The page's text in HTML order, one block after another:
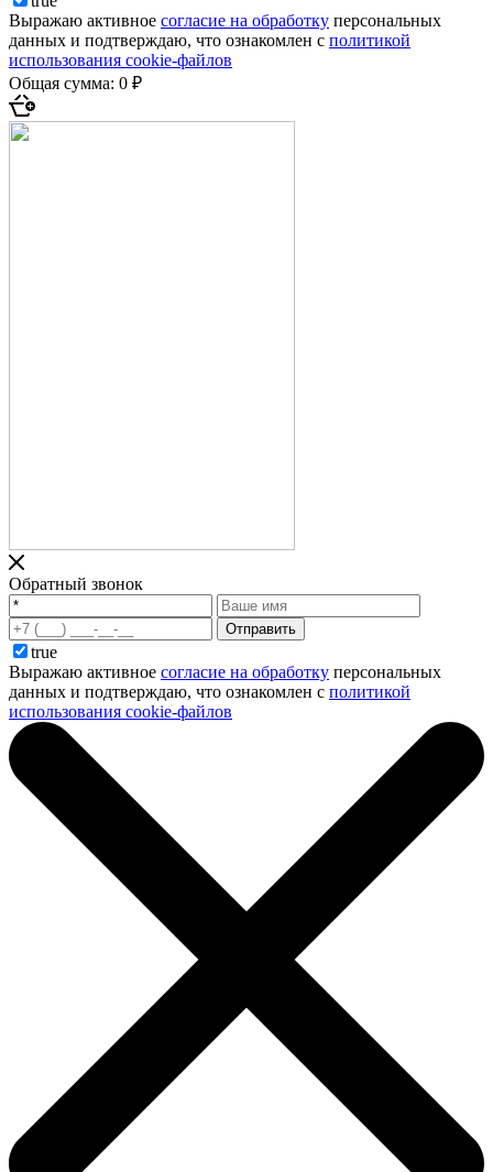
Выражаю активное согласие на обработку персональных
данных и подтверждаю, что ознакомлен с политикой
использования cookie-файлов
Общая сумма: 0 ₽
Обратный звонок
Отправить
true
Выражаю активное согласие на обработку персональных
данных и подтверждаю, что ознакомлен с политикой
использования cookie-файлов